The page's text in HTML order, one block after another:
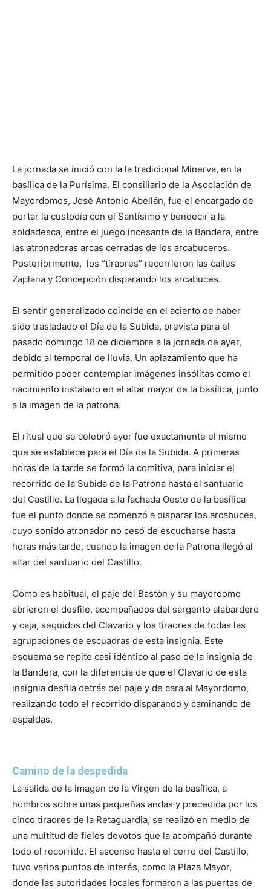
La jornada se inició con la la tradicional Minerva, en la
basílica de la Purísima. El consiliario de la Asociación de
Mayordomos, José Antonio Abellán, fue el encargado de
portar la custodia con el Santísimo y bendecir a la
soldadesca, entre el juego incesante de la Bandera, entre
las atronadoras arcas cerradas de los arcabuceros.
Posteriormente, los “tiraores” recorrieron las calles
Zaplana y Concepción disparando los arcabuces.
El sentir generalizado coincide en el acierto de haber
sido trasladado el Día de la Subida, prevista para el
pasado domingo 18 de diciembre a la jornada de ayer,
debido al temporal de lluvia. Un aplazamiento que ha
permitido poder contemplar imágenes insólitas como el
nacimiento instalado en el altar mayor de la basílica, junto
a la imagen de la patrona.
El ritual que se celebró ayer fue exactamente el mismo
que se establece para el Día de la Subida. A primeras
horas de la tarde se formó la comitiva, para iniciar el
recorrido de la Subida de la Patrona hasta el santuario
del Castillo. La llegada a la fachada Oeste de la basílica
fue el punto donde se comenzó a disparar los arcabuces,
cuyo sonido atronador no cesó de escucharse hasta
horas más tarde, cuando la imagen de la Patrona llegó al
altar del santuario del Castillo.
Como es habitual, el paje del Bastón y su mayordomo
abrieron el desfile, acompañados del sargento alabardero
y caja, seguidos del Clavario y los tiraores de todas las
agrupaciones de escuadras de esta insignia. Este
esquema se repite casi idéntico al paso de la insignia de
la Bandera, con la diferencia de que el Clavario de esta
insignia desfila detrás del paje y de cara al Mayordomo,
realizando todo el recorrido disparando y caminando de
espaldas.
Camino de la despedida
La salida de la imagen de la Virgen de la basílica, a
hombros sobre unas pequeñas andas y precedida por los
cinco tiraores de la Retaguardia, se realizó en medio de
una multitud de fieles devotos que la acompañó durante
todo el recorrido. El ascenso hasta el cerro del Castillo,
tuvo varios puntos de interés, como la Plaza Mayor,
donde las autoridades locales formaron a las puertas de